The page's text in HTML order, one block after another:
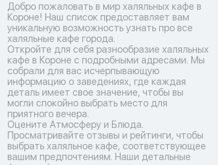
Добро пожаловать в мир халяльных кафе в
Короне! Наш список предоставляет вам
уникальную возможность узнать про все
халяльные кафе города.
Откройте для себя разнообразие халяльных
кафе в Короне с подробными адресами. Мы
собрали для вас исчерпывающую
информацию о заведениях, где каждая
деталь имеет свое значение, чтобы вы
могли спокойно выбрать место для
приятного вечера.
Оцените Атмосферу и Блюда.
Просматривайте отзывы и рейтинги, чтобы
выбрать халяльное кафе, соответствующее
вашим предпочтениям. Наши детальные